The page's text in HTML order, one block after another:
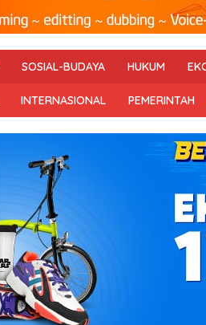
SOSIAL-BUDAYA HUKUM
INTERNASIONAL PEMERINTAH